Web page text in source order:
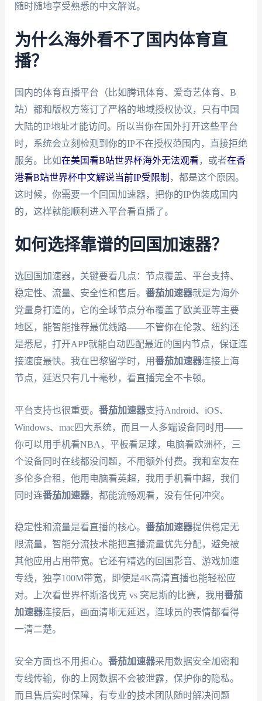
随时随地享受熟悉的中文解说。
为什么海外看不了国内体育直
播？
国内的体育直播平台（比如腾讯体育、爱奇艺体育、B
站）都和版权方签订了严格的地域授权协议，只有中国
大陆的IP地址才能访问。所以当你在国外打开这些平台
时，系统会立刻检测到你的IP不在授权范围内，直接拒绝
服务。比如在美国看B站世界杯海外无法观看 ，或者在香
港看B站世界杯中文解说当前IP受限制 ，都是这个原因。
这时候，你需要一个回国加速器，把你的IP伪装成国内
的，这样就能顺利进入平台看直播了。
如何选择靠谱的回国加速器？
选回国加速器，关键要看几点：节点覆盖、平台支持、
稳定性、流量、安全性和售后。 番茄加速器就是为海外
党量身打造的，它的全球节点分布覆盖了欧美亚等主要
地区，能智能推荐最优线路——不管你在伦敦、纽约还
是悉尼，打开APP就能自动匹配最近的国内节点，保证连
接速度最快。我在巴黎留学时，用番茄加速器连接上海
节点，延迟只有几十毫秒，看直播完全不卡顿。
平台支持也很重要。 番茄加速器支持Android、iOS、
Windows、mac四大系统，而且一人多端设备同时用——
你可以用手机看NBA，平板看足球，电脑看欧洲杯，三
个设备同时在线都没问题，不用额外付费。我和室友在
多伦多合租，他用电脑看英超，我用手机看中超，我们
同时连番茄加速器，都能流畅观看，没有任何冲突。
稳定性和流量是看直播的核心。 番茄加速器提供稳定无
限流量，智能分流技术能把直播流量优先分配，避免被
其他应用占用带宽。它还有精选的回国影音、游戏加速
专线，独享100M带宽，即使是4K高清直播也能轻松应
对。上次看世界杯斯洛伐克 vs 突尼斯的比赛，我用番茄
加速器连接后，画面清晰无延迟，连球员的表情都看得
一清二楚。
安全方面也不用担心。 番茄加速器采用数据安全加密和
专线传输，你的上网数据不会被泄露，保护你的隐私。
而且售后实时保障，有专业的技术团队随时解决问题